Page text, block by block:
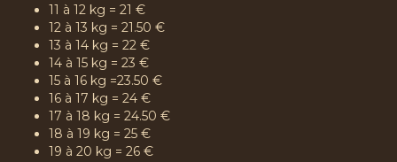
11 à 12 kg = 21 €
12 à 13 kg = 21.50 €
13 à 14 kg = 22 €
14 à 15 kg = 23 €
15 à 16 kg =23.50 €
16 à 17 kg = 24 €
17 à 18 kg = 24.50 €
18 à 19 kg = 25 €
19 à 20 kg = 26 €